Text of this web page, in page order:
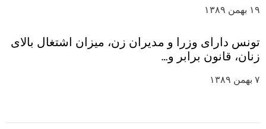
۱۹ بهمن ۱۳۸۹
تونس دارای وزرا و مدیران زن، میزان اشتغال بالای
زنان، قانون برابر و…
۷ بهمن ۱۳۸۹